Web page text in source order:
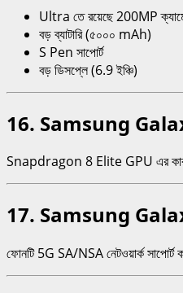
Ultra তে রয়েছে 200MP
বড় ব্যাটারি (৫০০০ mAh)
S Pen সাপোর্ট
বড় ডিসপ্লে (6.9 ইঞ্চি)
16. Samsung Galaxy
Snapdragon 8 Elite GPU এর
17. Samsung Galaxy
ফোনটি 5G SA/NSA নেটওয়ার্ক সাপোর্ট